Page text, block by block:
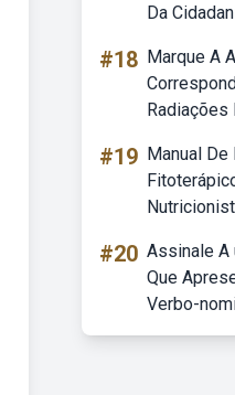
Da
#18 Marque A
Radiações
#19 Manual
#20 Assinale A
Que
Verbo-